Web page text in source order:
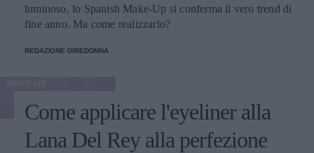
luminoso, lo Spanish Make-Up si conferma il vero trend di
fine anno. Ma come realizzarlo?
REDAZIONE DIREDONNA
Come applicare l'eyeliner alla
Lana Del Rey alla perfezione